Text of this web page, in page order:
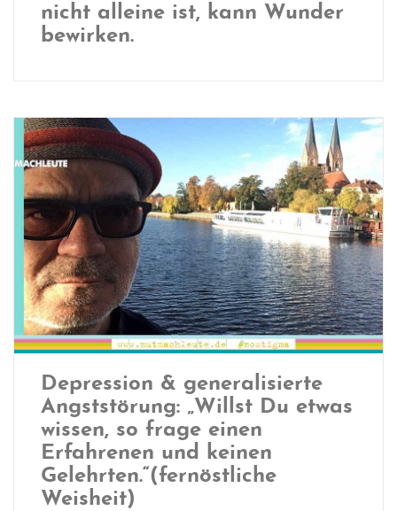
nicht alleine ist, kann Wunder
bewirken.
Depression & generalisierte
Angststörung: „Willst Du etwas
wissen, so frage einen
Erfahrenen und keinen
Gelehrten.“(fernöstliche
Weisheit)